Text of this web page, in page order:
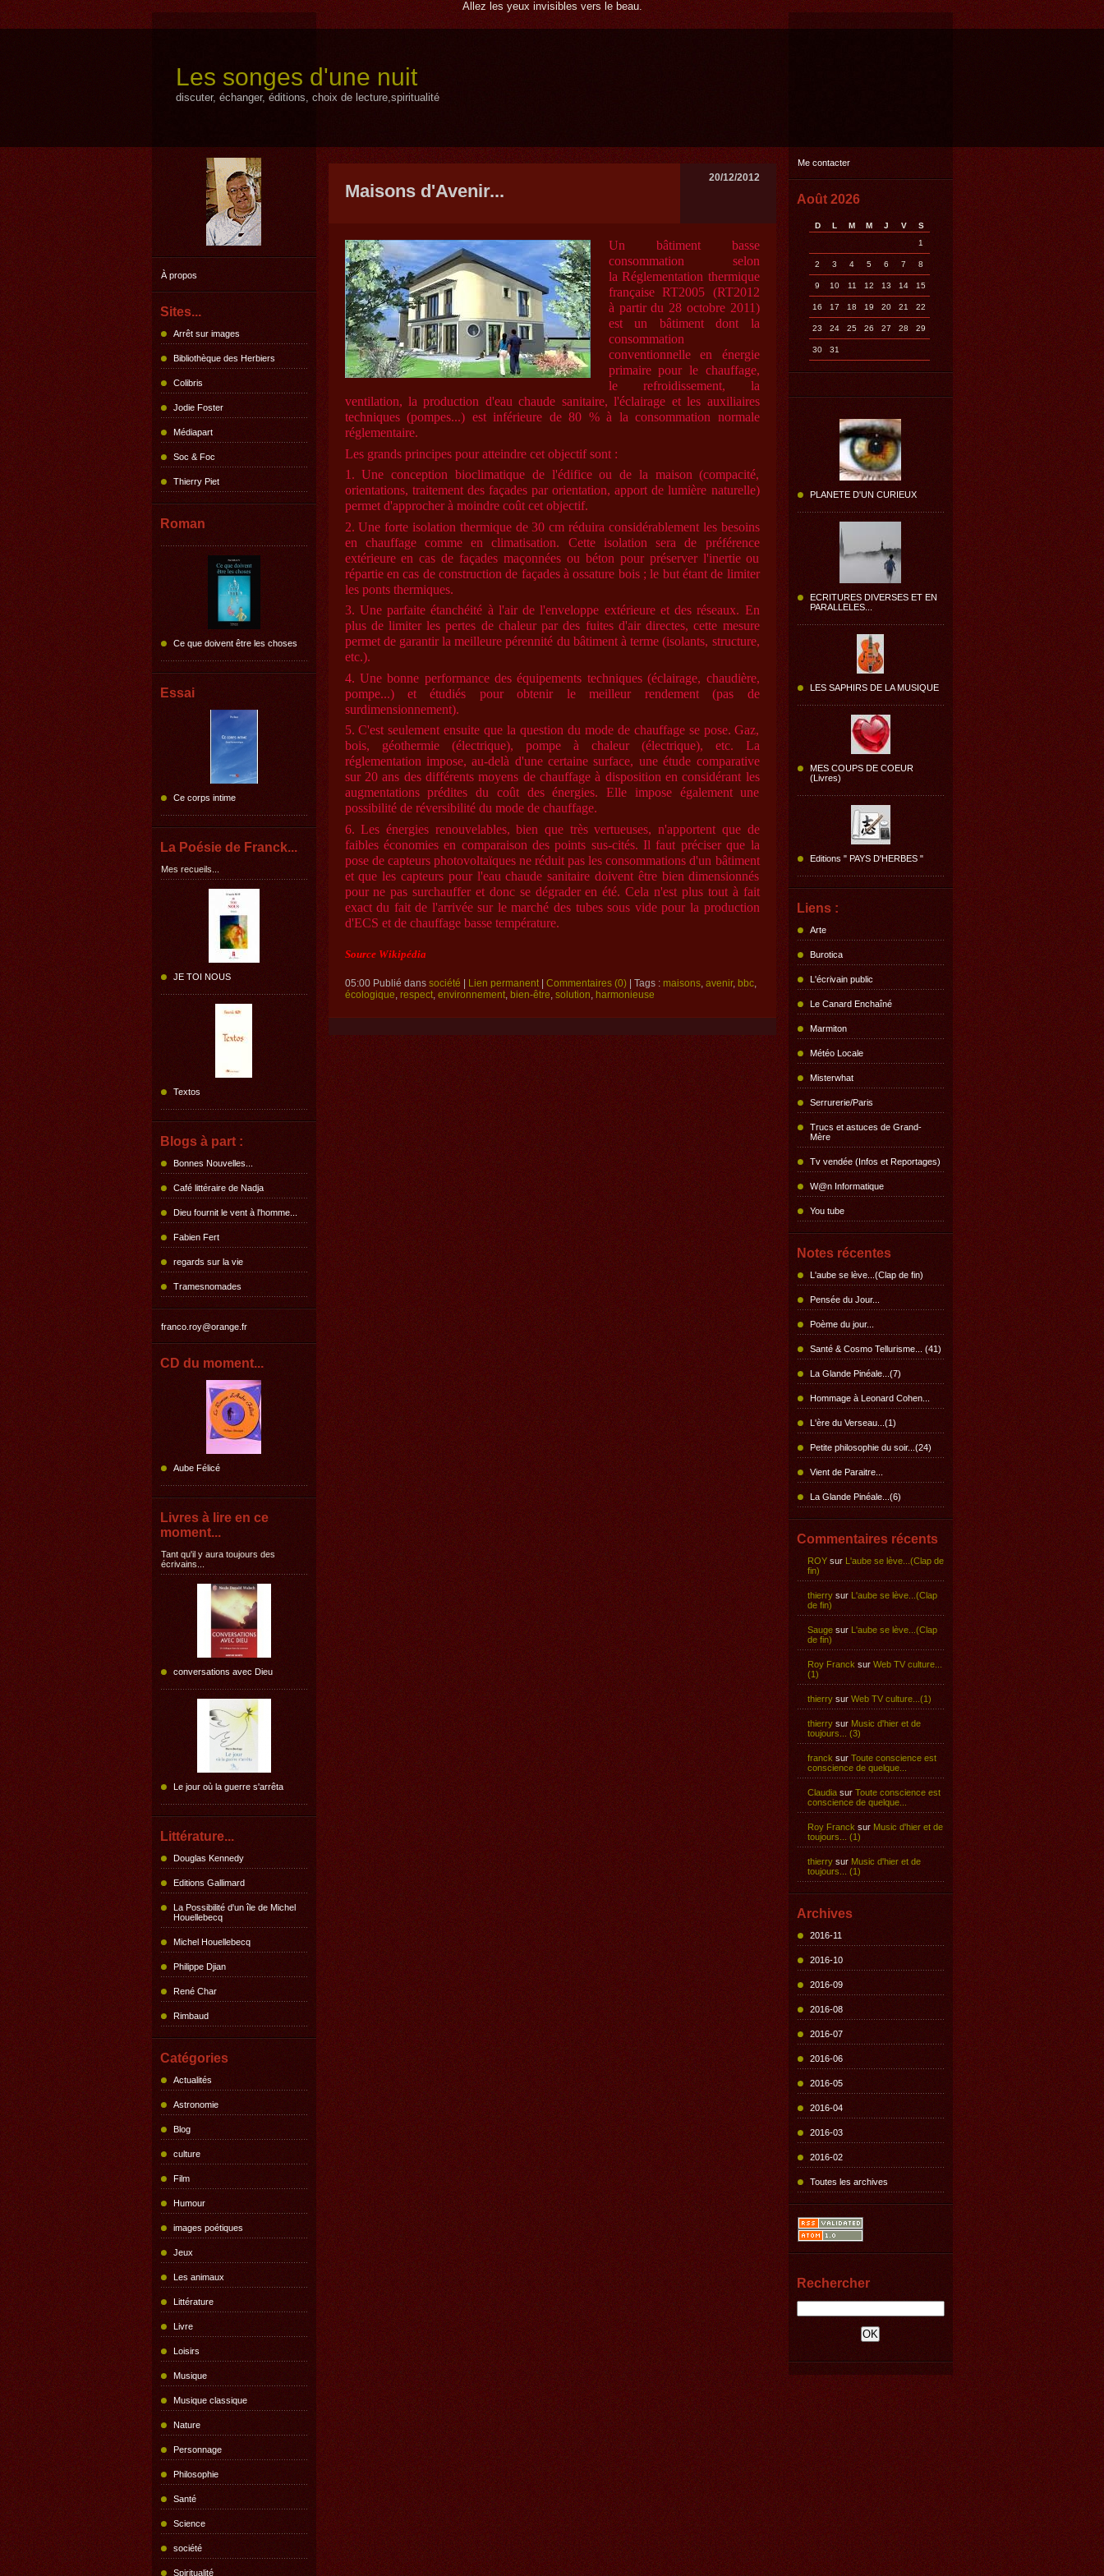
Allez les yeux invisibles vers le beau.
Les songes d'une nuit
discuter, échanger, éditions, choix de lecture,spiritualité
À propos
Sites...
Arrêt sur images
Bibliothèque des Herbiers
Colibris
Jodie Foster
Médiapart
Soc & Foc
Thierry Piet
Roman
Ce que doivent être les choses
Essai
Ce corps intime
La Poésie de Franck...
Mes recueils...
JE TOI NOUS
Textos
Blogs à part :
Bonnes Nouvelles...
Café littéraire de Nadja
Dieu fournit le vent à l'homme...
Fabien Fert
regards sur la vie
Tramesnomades
franco.roy@orange.fr
CD du moment...
Aube Félicé
Livres à lire en ce
moment...
Tant qu'il y aura toujours des
écrivains...
conversations avec Dieu
Le jour où la guerre s'arrêta
Littérature...
Douglas Kennedy
Editions Gallimard
La Possibilité d'un île de Michel
Houellebecq
Michel Houellebecq
Philippe Djian
René Char
Rimbaud
Catégories
Actualités
Astronomie
Blog
culture
Film
Humour
images poétiques
Jeux
Les animaux
Littérature
Livre
Loisirs
Musique
Musique classique
Nature
Personnage
Philosophie
Santé
Science
société
Spiritualité
Me contacter
Août 2026
D L M M J V
S
1
2 3 4 5 6 7 8
9 10 11 12 13 14 15
16 17 18 19 20 21 22
23 24 25 26 27 28 29
30 31
PLANETE D'UN CURIEUX
ECRITURES DIVERSES ET EN
PARALLELES...
LES SAPHIRS DE LA MUSIQUE
MES COUPS DE COEUR
(Livres)
Editions " PAYS D'HERBES "
Liens :
Arte
Burotica
L'écrivain public
Le Canard Enchaîné
Marmiton
Météo Locale
Misterwhat
Serrurerie/Paris
Trucs et astuces de Grand-
Mère
Tv vendée (Infos et Reportages)
W@n Informatique
You tube
Notes récentes
L'aube se lève...(Clap de fin)
Pensée du Jour...
Poème du jour...
Santé & Cosmo Tellurisme... (41)
La Glande Pinéale...(7)
Hommage à Leonard Cohen...
L'ère du Verseau...(1)
Petite philosophie du soir...(24)
Vient de Paraitre...
La Glande Pinéale...(6)
Commentaires récents
ROYsur L'aube se lève...(Clap de
fin)
thierrysur L'aube se lève...(Clap
de fin)
Saugesur L'aube se lève...(Clap
de fin)
Roy Franck sur Web TV culture...
(1)
thierrysur Web TV culture...(1)
thierrysur Music d'hier et de
toujours... (3)
franck sur Toute conscience est
conscience de quelque...
Claudiasur Toute conscience est
conscience de quelque...
Roy Franck sur Music d'hier et de
toujours... (1)
thierrysur Music d'hier et de
toujours... (1)
Archives
2016-11
2016-10
2016-09
2016-08
2016-07
2016-06
2016-05
2016-04
2016-03
2016-02
Toutes les archives
Rechercher
20/12/2012
Maisons d'Avenir...
Un bâtiment basse
consommation selon
laRéglementation thermique
française RT2005 (RT2012
à partir du 28 octobre 2011)
est un bâtiment dont la
consommation
conventionnelle en énergie
primaire pour le chauffage,
le refroidissement, la
ventilation, la production d'eau chaude sanitaire, l'éclairage et les auxiliaires
techniques (pompes...) est inférieure de 80 % à la consommation normale
réglementaire.
Les grands principes pour atteindre cet objectif sont :
1. Une conception bioclimatique de l'édifice ou de la maison (compacité,
orientations, traitement des façades par orientation, apport de lumière naturelle)
permet d'approcher à moindre coût cet objectif.
2. Une forte isolation thermiquede 30 cm réduira considérablement les besoins
en chauffage comme en climatisation. Cette isolation sera de préférence
extérieure en cas de façades maçonnées ou béton pour préserver l'inertie ou
répartie en cas de construction de façades à ossature bois ; le but étant de limiter
les ponts thermiques.
3. Une parfaite étanchéité à l'air de l'enveloppe extérieure et des réseaux. En
plus de limiter les pertes de chaleur par des fuites d'air directes, cette mesure
permet de garantir la meilleure pérennité du bâtiment à terme (isolants, structure,
etc.).
4. Une bonne performance des équipements techniques (éclairage, chaudière,
pompe...) et étudiés pour obtenir le meilleur rendement (pas de
surdimensionnement).
5. C'est seulement ensuite que la question du mode de chauffage se pose. Gaz,
bois, géothermie (électrique), pompe à chaleur (électrique), etc. La
réglementation impose, au-delà d'une certaine surface, une étude comparative
sur 20 ans des différents moyens de chauffage à disposition en considérant les
augmentations prédites du coût des énergies. Elle impose également une
possibilité de réversibilité du mode de chauffage.
6. Les énergies renouvelables, bien que très vertueuses, n'apportent que de
faibles économies en comparaison des points sus-cités. Il faut préciser que la
pose de capteurs photovoltaïques ne réduit pas les consommations d'un bâtiment
et que les capteurs pour l'eau chaude sanitaire doivent être bien dimensionnés
pour ne pas surchauffer et donc se dégrader en été. Cela n'est plus tout à fait
exact du fait de l'arrivée sur le marché des tubes sous vide pour la production
d'ECS et de chauffage basse température.
Source Wikipédia
05:00 Publié dans société Lien permanent| Commentaires (0)| Tags : maisons, avenir, bbc,
écologique, respect, environnement, bien-être, solution, harmonieuse